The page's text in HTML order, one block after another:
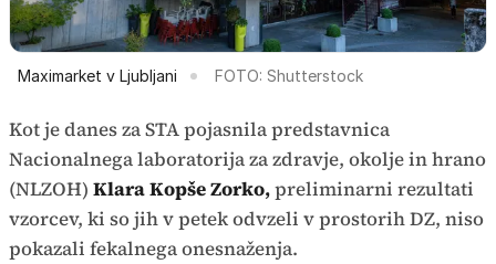
Maximarket v Ljubljani FOTO: Shutterstock
Kot je danes za STA pojasnila predstavnica
Nacionalnega laboratorija za zdravje, okolje in hrano
(NLZOH) Klara Kopše Zorko,preliminarni rezultati
vzorcev, ki so jih v petek odvzeli v prostorih DZ, niso
pokazali fekalnega onesnaženja.